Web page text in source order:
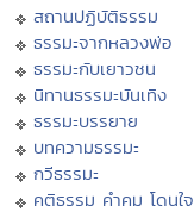
สถานปฏิบัติธรรม
ธรรมะจากหลวงพ่อ
ธรรมะกับเยาวชน
นิทานธรรมะบันเทิง
ธรรมะบรรยาย
บทความธรรมะ
กวีธรรมะ
คติธรรม คำคม โดนใจ